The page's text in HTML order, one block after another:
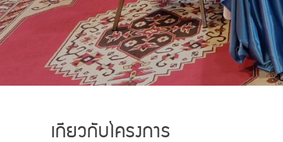
เกี่ยวกับโครงการ